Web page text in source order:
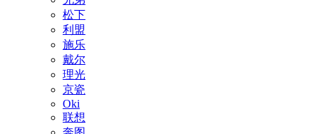
松下
利盟
施乐
戴尔
理光
京瓷
Oki
联想